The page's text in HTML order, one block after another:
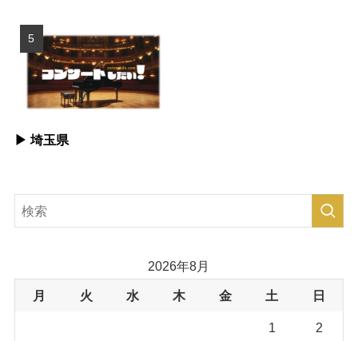
▶︎ 埼玉県
2026年8月
月 火 水 木 金 土 日
1 2